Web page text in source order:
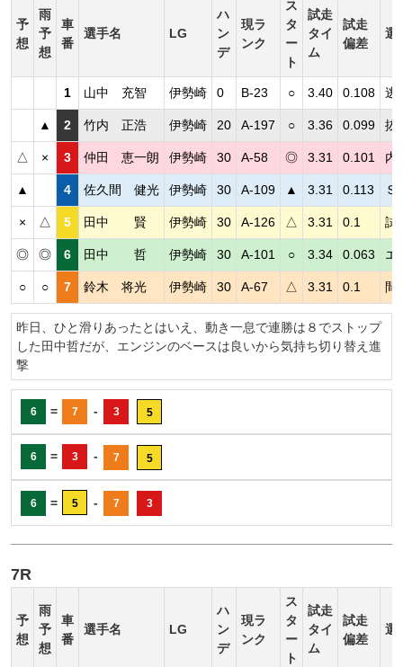
予
想
雨
予
想
車
番
選手名 LG
ハ
ン
デ
現ラ
ンク
ス
タ
ー
ト
試走
タイ
ム
試走
偏差
選
1 山中 充智 伊勢崎 0 B-23 ○ 3.40 0.108 逃
▲ 2 竹内 正浩 伊勢崎 20 A-197 ○ 3.36 0.099 抜
△ × 3 仲田 恵一朗 伊勢崎 30 A-58 ◎ 3.31 0.101 内
▲ 4 佐久間 健光 伊勢崎 30 A-109 ▲ 3.31 0.113 Ｓ
× △ 5 田中 賢 伊勢崎 30 A-126 △ 3.31 0.1 試
◎ ◎ 6 田中 哲 伊勢崎 30 A-101 ○ 3.34 0.063 エ
○ ○ 7 鈴木 将光 伊勢崎 30 A-67 △ 3.31 0.1 間
昨日、ひと滑りあったとはいえ、動き一息で連勝は８でストップ
した田中哲だが、エンジンのベースは良いから気持ち切り替え進
撃
6 = 7 - 3 5
6 = 3 - 7 5
6 = 5 - 7 3
7R
予
想
雨
予
想
車
番
選手名 LG
ハ
ン
デ
現ラ
ンク
ス
タ
ー
ト
試走
タイ
ム
試走
偏差
選